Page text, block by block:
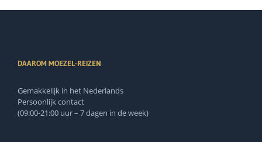
DAAROM MOEZEL-REIZEN
Gemakkelijk in het Nederlands
Persoonlijk contact
(09:00-21:00 uur – 7 dagen in de week)